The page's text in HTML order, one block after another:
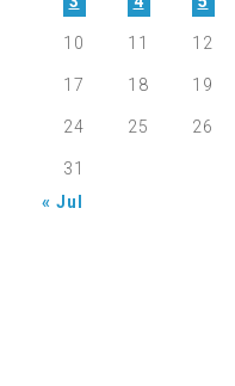
10 11 12
17 18 19
24 25 26
31
« Jul